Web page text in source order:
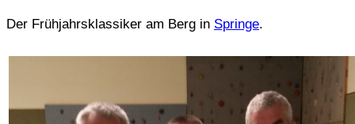
Der Frühjahrsklassiker am Berg in Springe.